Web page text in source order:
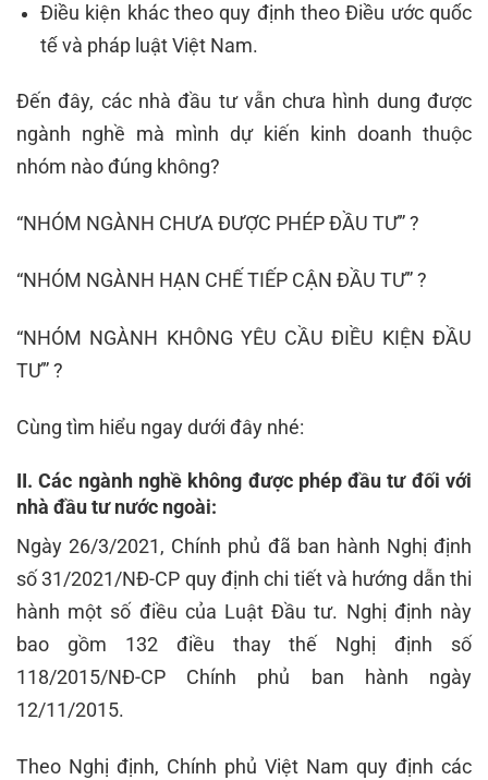
Điều kiện khác theo quy định theo Điều ước quốc
tế và pháp luật Việt Nam.
Đến đây, các nhà đầu tư vẫn chưa hình dung được
ngành nghề mà mình dự kiến kinh doanh thuộc
nhóm nào đúng không?
“NHÓM NGÀNH CHƯA ĐƯỢC PHÉP ĐẦU TƯ” ?
“NHÓM NGÀNH HẠN CHẾ TIẾP CẬN ĐẦU TƯ” ?
“NHÓM NGÀNH KHÔNG YÊU CẦU ĐIỀU KIỆN ĐẦU
TƯ” ?
Cùng tìm hiểu ngay dưới đây nhé:
II. Các ngành nghề không được phép đầu tư đối với
nhà đầu tư nước ngoài:
Ngày 26/3/2021, Chính phủ đã ban hành Nghị định
số 31/2021/NĐ-CP quy định chi tiết và hướng dẫn thi
hành một số điều của Luật Đầu tư. Nghị định này
bao gồm 132 điều thay thế Nghị định số
118/2015/NĐ-CP Chính phủ ban hành ngày
12/11/2015.
Theo Nghị định, Chính phủ Việt Nam quy định các